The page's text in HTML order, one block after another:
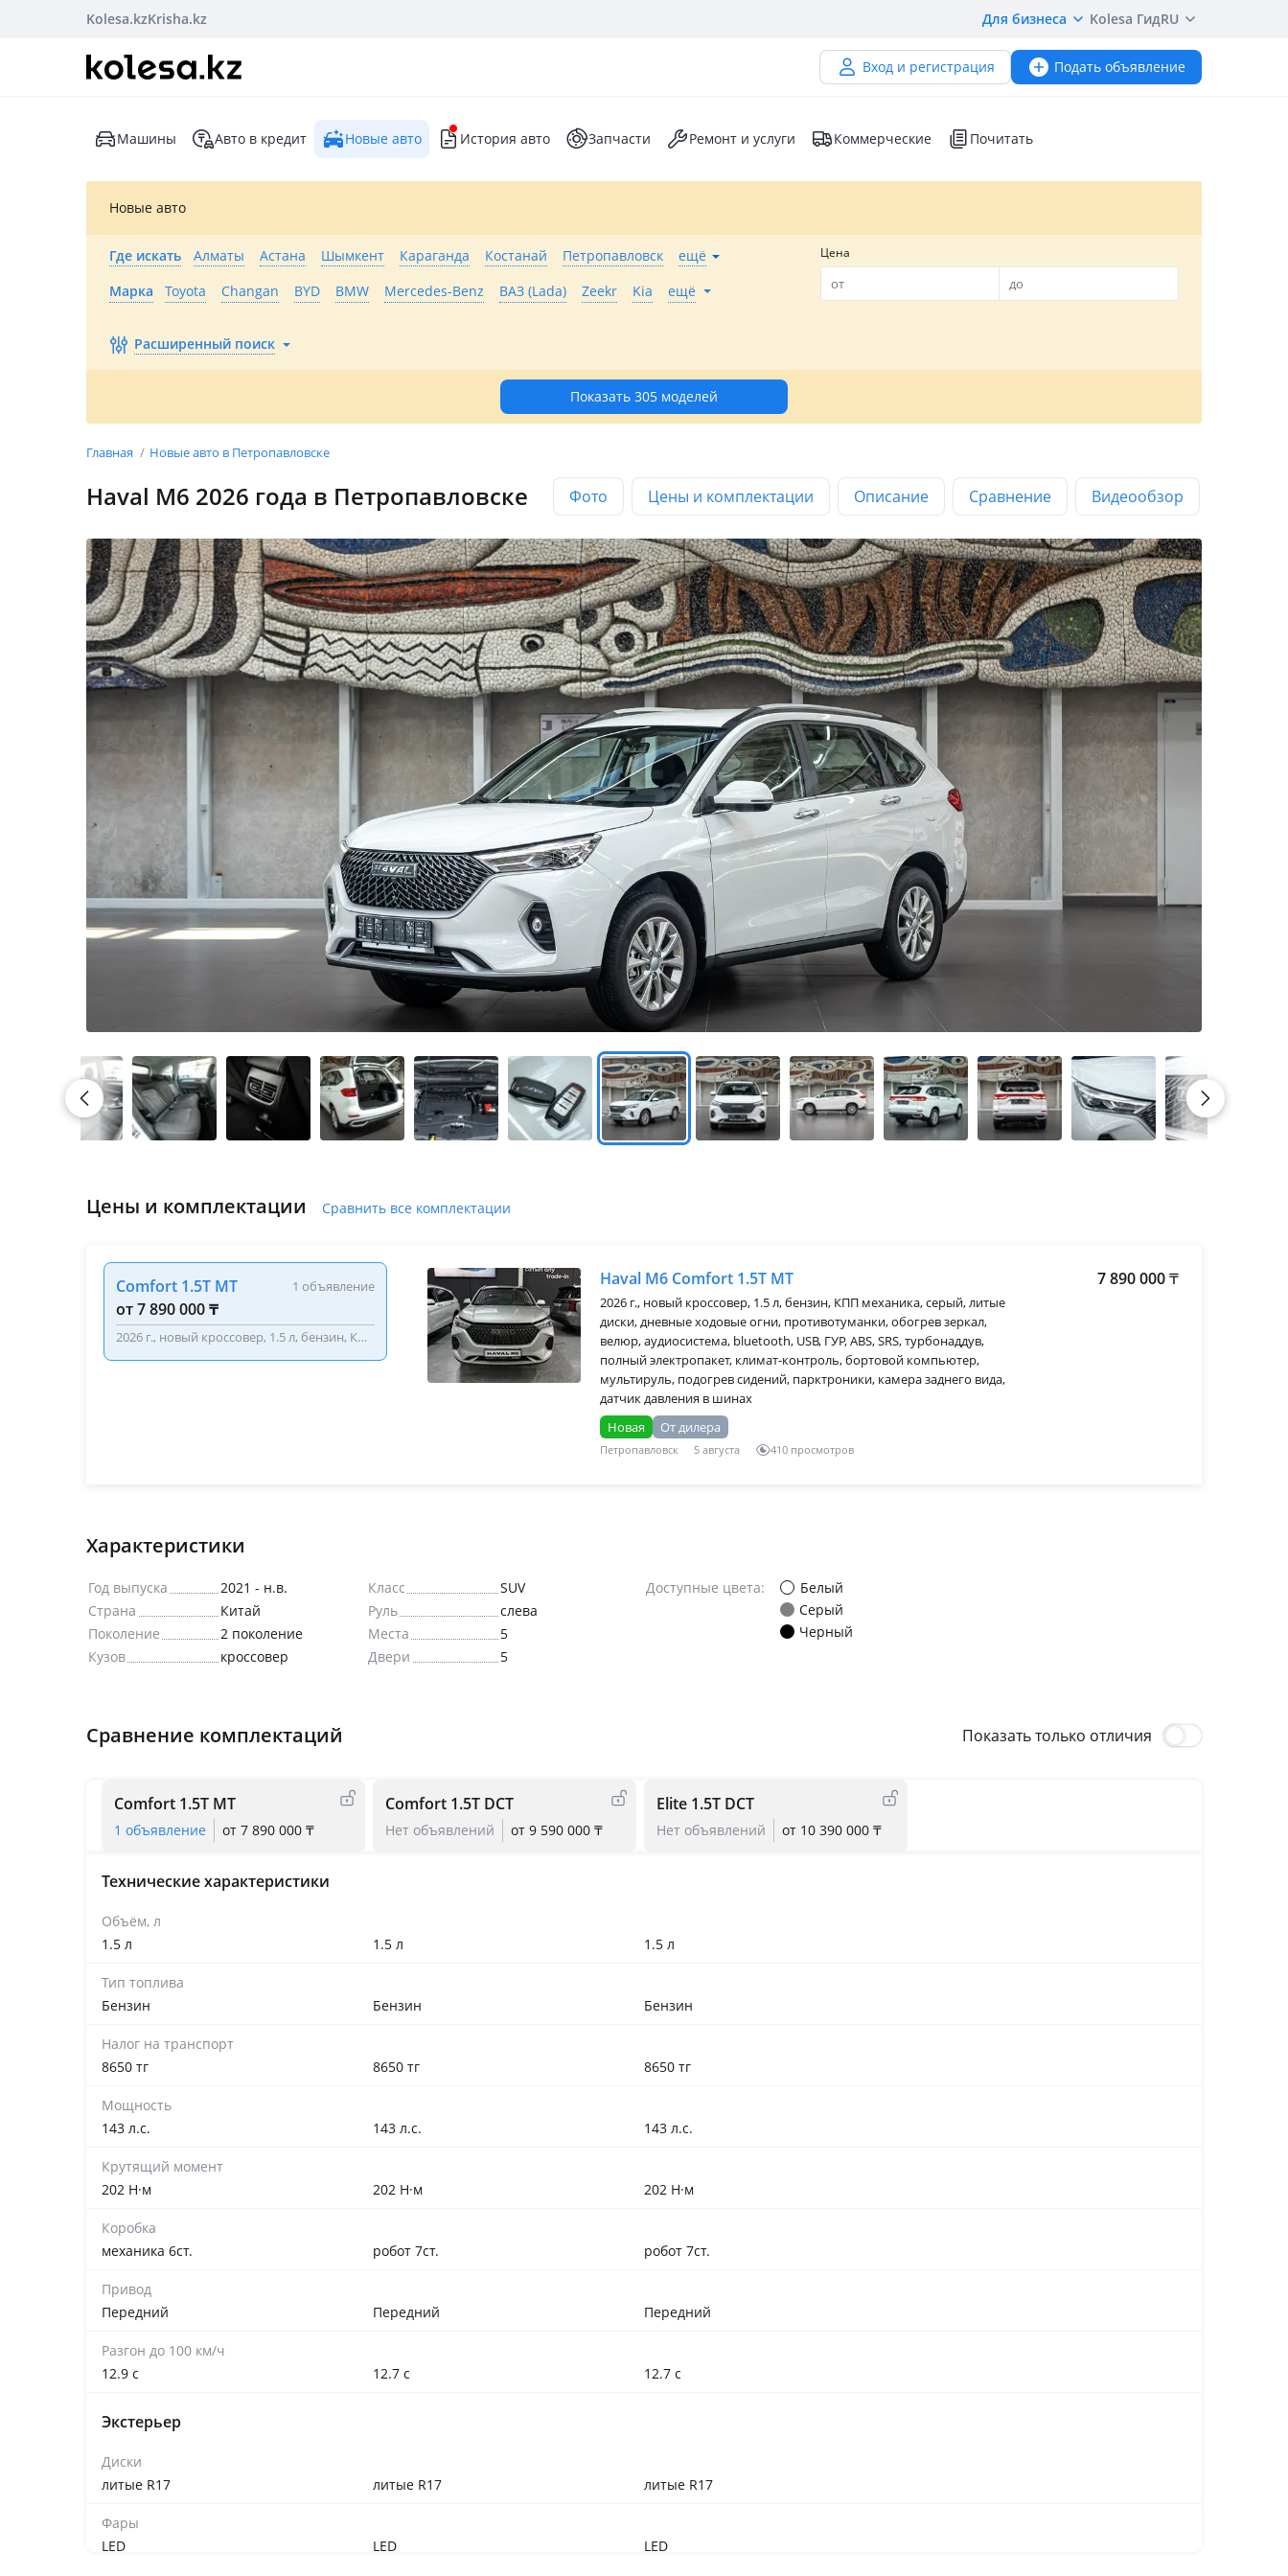
Kolesa.kzKrisha.kz Для бизнеса Kolesa ГидRU
Вход и регистрация Подать объявление
Машины Авто в кредит Новые авто История авто Запчасти Ремонт и услуги Коммерческие Почитать
Новые авто
Где искать Алматы Астана Шымкент Караганда Костанай Петропавловск
ещё
Марка
Toyota Changan BYD BMW Mercedes-Benz ВАЗ (Lada) Zeekr Kia ещё
Расширенный поиск
Цена
Показать 305 моделей
Главная Новые авто в Петропавловске
Haval M6 2026 года в Петропавловске Фото Цены и комплектации Описание Сравнение Видеообзор
Цены и комплектации Сравнить все комплектации
Comfort 1.5T MT 1 объявление
от 7 890 000 ₸
2026 г., новый кроссовер, 1.5 л, бензин, КПП
механика, серый, литые диски, дневные
Haval M6 Comfort 1.5T MT 7 890 000₸
2026 г., новый кроссовер, 1.5 л, бензин, КПП механика, серый, литые
диски, дневные ходовые огни, противотуманки, обогрев зеркал,
велюр, аудиосистема, bluetooth, USB, ГУР, ABS, SRS, турбонаддув,
полный электропакет, климат-контроль, бортовой компьютер,
мультируль, подогрев сидений, парктроники, камера заднего вида,
датчик давления в шинах
Новая
От дилера
Петропавловск 5 августа 410 просмотров
Характеристики
Год выпуска
2021 - н.в.
Страна
Китай
Поколение
2 поколение
Кузов
кроссовер
Класс
SUV
Руль
слева
Места
5
Двери
5
Доступные цвета:
Белый
Серый
Черный
Comfort 1.5T MT
от 7 890 000 ₸
1 объявление
Comfort 1.5T DCT
от 9 590 000 ₸
Нет объявлений
Elite 1.5T DCT
от 10 390 000 ₸
Нет объявлений
Сравнение комплектаций Показать только отличия
Технические характеристики
1.5 л
Бензин
8650 тг
143 л.с.
202 Н·м
механика 6ст.
Передний
12.9 с
1.5 л
Бензин
8650 тг
143 л.с.
202 Н·м
робот 7ст.
Передний
12.7 с
1.5 л
Бензин
8650 тг
143 л.с.
202 Н·м
робот 7ст.
Передний
12.7 с
Объём, л
Тип топлива
Налог на транспорт
Мощность
Крутящий момент
Коробка
Привод
Разгон до 100 км/ч
Экстерьер
литые R17
LED
литые R17
LED
литые R17
LED
Диски
Фары